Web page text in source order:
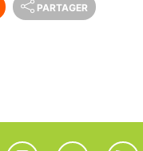
PARTAGER